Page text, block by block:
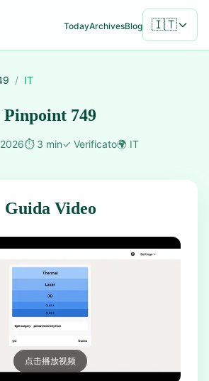
TodayArchivesBlog 🇮🇹
/ IT
Pinpoint 749
⏱️ 3 min✓ Verificato🌍 IT
Guida Video
点击播放视频